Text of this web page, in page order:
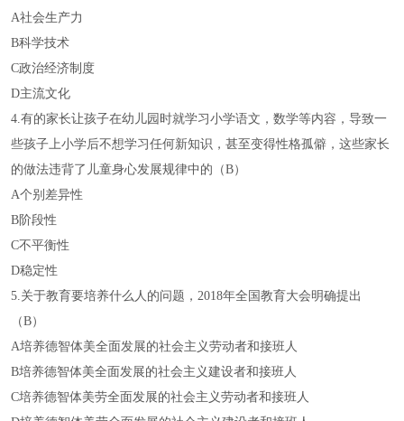
A社会生产力
B科学技术
C政治经济制度
D主流文化
4.有的家长让孩子在幼儿园时就学习小学语文，数学等内容，导致一
些孩子上小学后不想学习任何新知识，甚至变得性格孤僻，这些家长
的做法违背了儿童身心发展规律中的（B）
A个别差异性
B阶段性
C不平衡性
D稳定性
5.关于教育要培养什么人的问题，2018年全国教育大会明确提出
（B）
A培养德智体美全面发展的社会主义劳动者和接班人
B培养德智体美全面发展的社会主义建设者和接班人
C培养德智体美劳全面发展的社会主义劳动者和接班人